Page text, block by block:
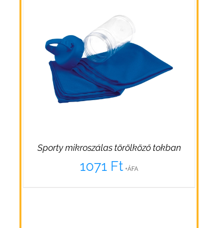
Sporty mikroszálas törölköző tokban
1071 Ft +ÁFA